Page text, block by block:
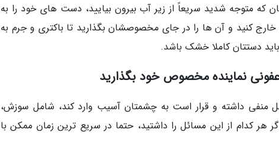
که متوجه شدید سریعاً از زیر آب بیرون بیایید، دست های خود را به
کنید و آن ها را در جای مخصوصشان بگذارید تا باکتری و جرم به
دستتان کاملا خشک باشد.
نماینده مخصوص خود بگذارید
منفی داشته و قرار است به چشمتان آسیب وارد کند، شامل سوزش،
هر کدام از این مسائل را داشتید، حتما در سریع ترین زمان ممکن با